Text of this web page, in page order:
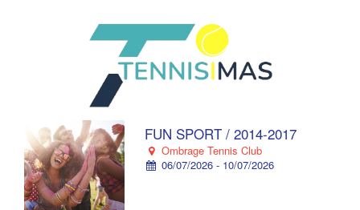
FUN SPORT / 2014-2017
Ombrage Tennis Club
06/07/2026 - 10/07/2026